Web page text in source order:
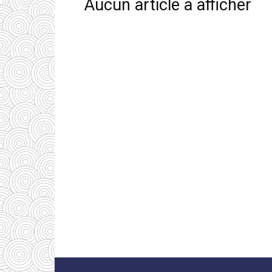
Aucun article à afficher